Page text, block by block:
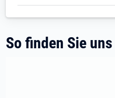
So finden Sie uns